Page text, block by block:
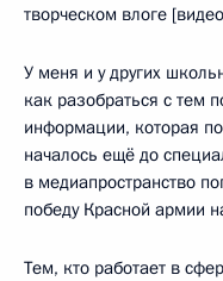
творческом влоге
У меня и у других
как разобраться с тем
информации, которая
началось ещё до
в медиапространство
победу Красной армии
Тем, кто работает в